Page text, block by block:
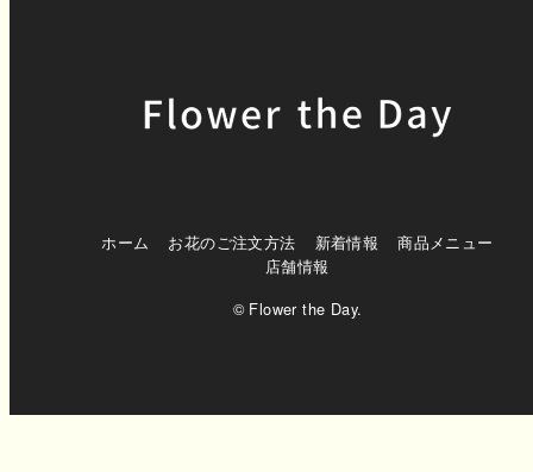
ホーム お花のご注文方法 新着情報
商品メニュー
店舗情報
© Flower the Day.